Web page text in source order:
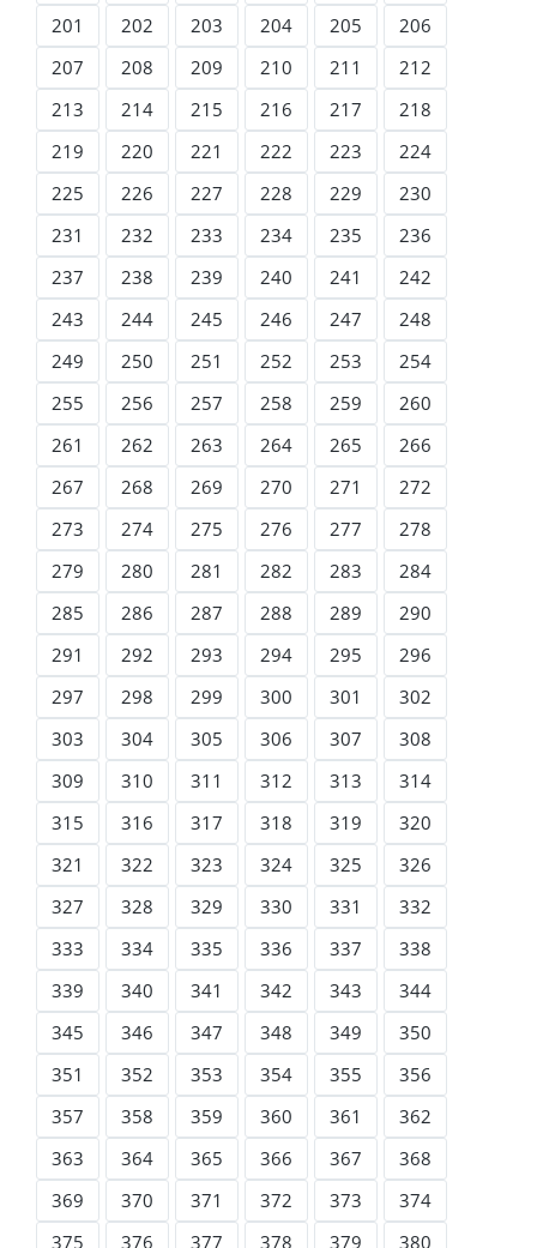
201
202 203 204 205
206
207
208 209 210 211
212
213
214 215 216 217
218
219
220 221 222 223
224
225
226 227 228 229
230
231
232 233 234 235
236
237
238 239 240 241
242
243
244 245 246 247
248
249
250 251 252 253
254
255
256 257 258 259
260
261
262 263 264 265
266
267
268 269 270 271
272
273
274 275 276 277
278
279
280 281 282 283
284
285
286 287 288 289
290
291
292 293 294 295
296
297
298 299 300 301
302
303
304 305 306 307
308
309
310 311 312 313
314
315
316 317 318 319
320
321
322 323 324 325
326
327
328 329 330 331
332
333
334 335 336 337
338
339
340 341 342 343
344
345
346 347 348 349
350
351
352 353 354 355
356
357
358 359 360 361
362
363
364 365 366 367
368
369
370 371 372 373
374
375
376 377 378 379 380